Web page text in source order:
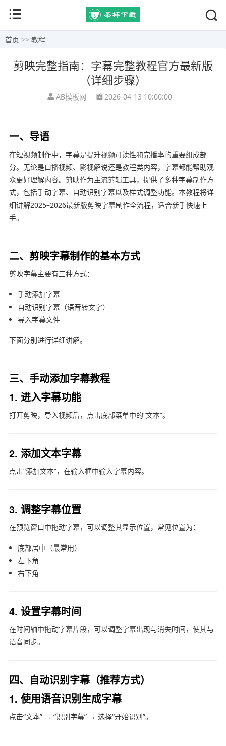
首页 >> 教程
剪映完整指南：字幕完整教程官方最新版
（详细步骤）
AB模板网 2026-04-13 10:00:00
一、导语
在短视频制作中，字幕是提升视频可读性和完播率的重要组成部
分。无论是口播视频、影视解说还是教程类内容，字幕都能帮助观
众更好理解内容。剪映作为主流剪辑工具，提供了多种字幕制作方
式，包括手动字幕、自动识别字幕以及样式调整功能。本教程将详
细讲解2025–2026最新版剪映字幕制作全流程，适合新手快速上
手。
二、剪映字幕制作的基本方式
剪映字幕主要有三种方式：
手动添加字幕
自动识别字幕（语音转文字）
导入字幕文件
下面分别进行详细讲解。
三、手动添加字幕教程
1. 进入字幕功能
打开剪映，导入视频后，点击底部菜单中的“文本”。
2. 添加文本字幕
点击“添加文本”，在输入框中输入字幕内容。
3. 调整字幕位置
在预览窗口中拖动字幕，可以调整其显示位置，常见位置为：
底部居中（最常用）
左下角
右下角
4. 设置字幕时间
在时间轴中拖动字幕片段，可以调整字幕出现与消失时间，使其与
语音同步。
四、自动识别字幕（推荐方式）
1. 使用语音识别生成字幕
点击“文本” → “识别字幕” → 选择“开始识别”。